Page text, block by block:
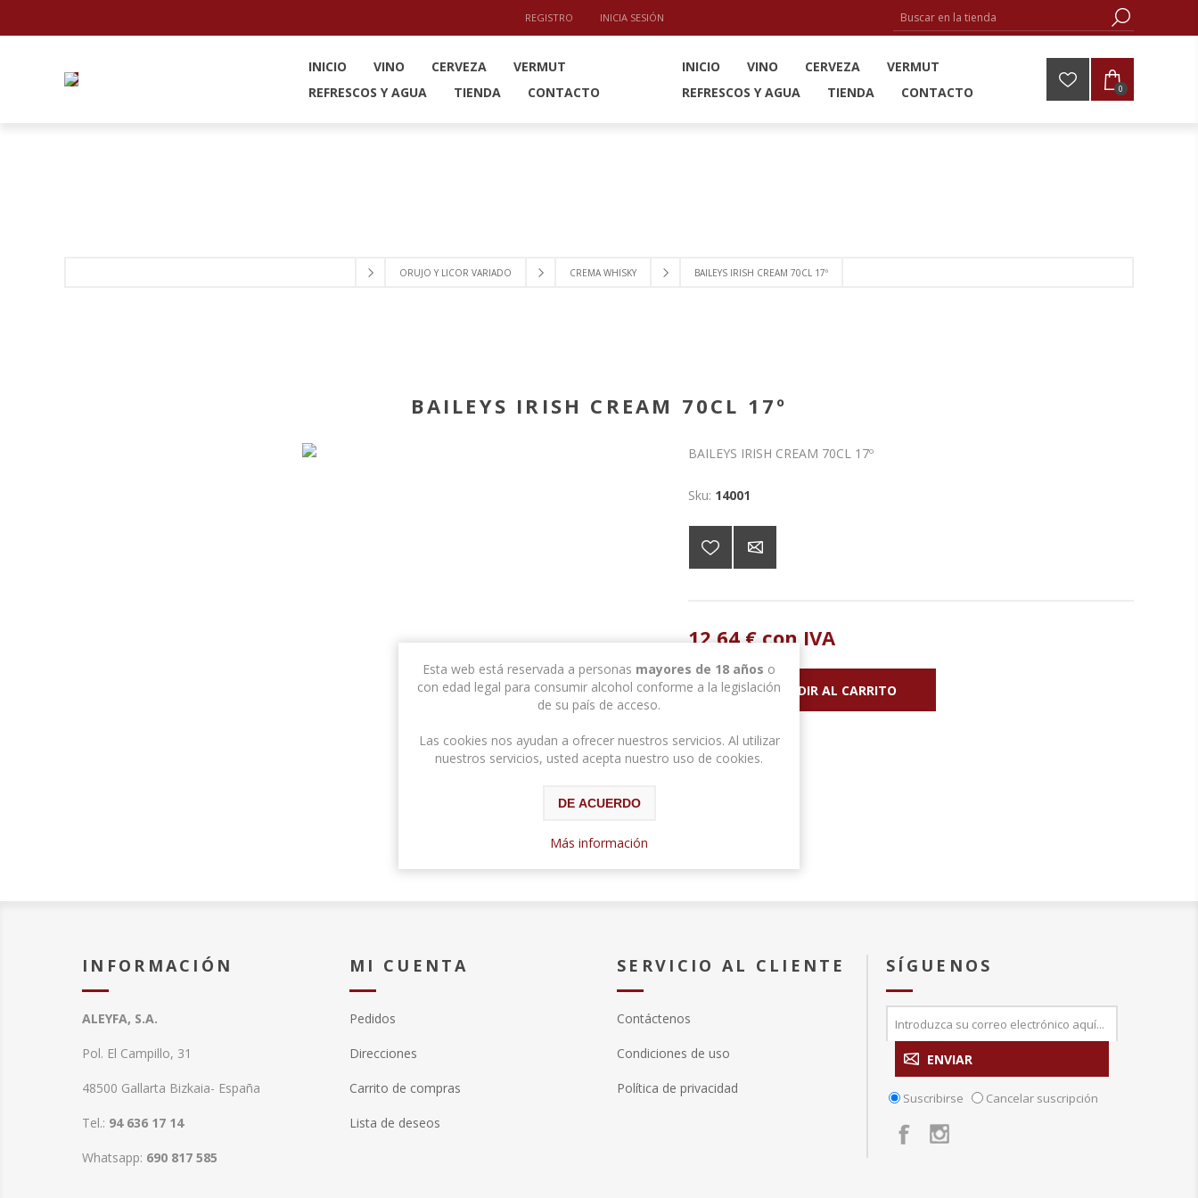
REGISTRO INICIA SESIÓN
INICIO VINO CERVEZA
VERMUT
REFRESCOS Y AGUA
TIENDA CONTACTO
INICIO VINO CERVEZA
VERMUT
REFRESCOS Y AGUA
TIENDA CONTACTO 0
ORUJO Y LICOR VARIADO CREMA WHISKY BAILEYS IRISH CREAM 70CL 17º
BAILEYS IRISH CREAM 70CL 17º
BAILEYS IRISH CREAM 70CL 17º
Sku: 14001
12,64 € con IVA
INFORMACIÓN
ALEYFA, S.A.
Pol. El Campillo, 31
48500 Gallarta Bizkaia- España
Tel.: 94 636 17 14
Whatsapp: 690 817 585
MI CUENTA
Pedidos
Direcciones
Carrito de compras
Lista de deseos
SERVICIO AL CLIENTE
Contáctenos
Condiciones de uso
Política de privacidad
SÍGUENOS
Suscribirse Cancelar suscripción
Esta web está reservada a personas mayores de 18 años o
con edad legal para consumir alcohol conforme a la legislación
de su país de acceso.
Las cookies nos ayudan a ofrecer nuestros servicios. Al utilizar
nuestros servicios, usted acepta nuestro uso de cookies.
DE ACUERDO
Más información